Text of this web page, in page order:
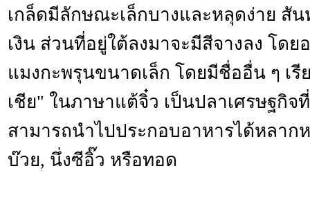
เกล็ดมีลักษณะเล็กบางและหลุดง่าย สั
เงิน ส่วนที่อยู่ใต้ลงมาจะมีสีจางลง โด
แมงกะพรุนขนาดเล็ก โดยมีชื่ออื่น ๆ เ
เชีย" ในภาษาแต้จิ๋ว เป็นปลาเศรษฐกิ
สามารถนำไปประกอบอาหารได้หลาก
บ๊วย, นึ่งซีอิ๊ว หรือทอด